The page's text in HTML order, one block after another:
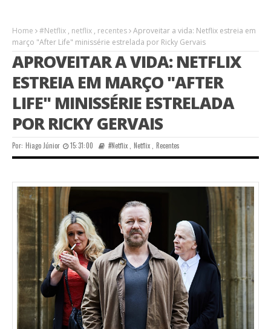
Home #Netflix , netflix , recentes Aproveitar a vida: Netflix estreia em
março "After Life" minissérie estrelada por Ricky Gervais
APROVEITAR A VIDA: NETFLIX
ESTREIA EM MARÇO "AFTER
LIFE" MINISSÉRIE ESTRELADA
POR RICKY GERVAIS
Por: Hiago Júnior 15:31:00 #Netflix ,Netflix Recentes